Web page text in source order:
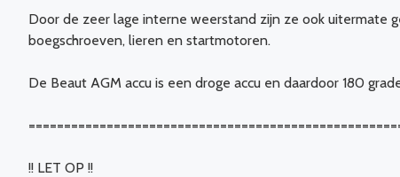
Door de zeer lage interne weerstand zijn ze ook uitermate
boegschroeven, lieren en startmotoren.
De Beaut AGM accu is een droge accu en daardoor 180
!! LET OP !!